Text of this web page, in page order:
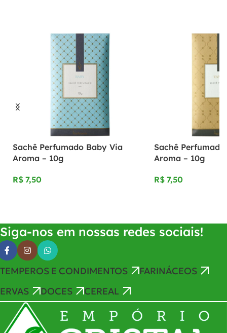
Sachê Perfumado Baby Via
Aroma – 10g
R$
Sachê
Aroma – 10g
R$
Siga-nos em nossas redes sociais!
TEMPEROS E CONDIMENTOS
FARINÁCEOS
ERVAS
DOCES CEREAL